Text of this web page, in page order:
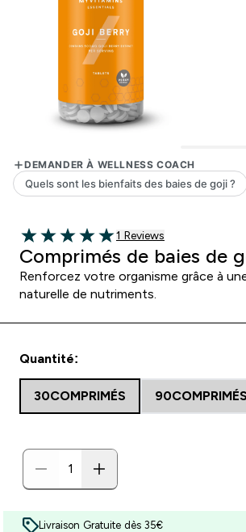
5 out of 5 stars
1 customer reviews
1 Reviews
Comprimés de baies de
Renforcez votre organisme grâce à
naturelle de nutriments.
Quantité:
30COMPRIMÉS 90COMPRIMÉS
Livraison Gratuite dès 35€